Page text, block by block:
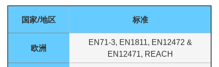
国家/地区 标准
欧洲
EN71-3, EN1811, EN12472 &
EN12471, REACH